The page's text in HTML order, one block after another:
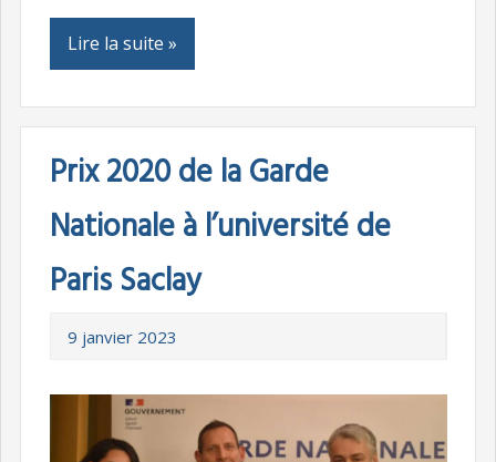
Lire la suite »
Prix 2020 de la Garde
Nationale à l’université de
Paris Saclay
9 janvier 2023